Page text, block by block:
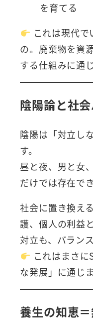
を育てる
これは現代
の。廃棄物を資
する仕組みに通じ
陰陽論と社
陰陽は「対立し
す。
昼と夜、男と女
だけでは存在で
社会に置き換え
護、個人の利益
対立も、バラン
これはまさに
な発展」に通じま
養生の知恵